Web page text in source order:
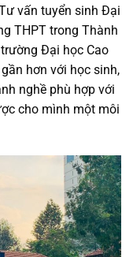
vấn tuyển sinh Đại
THPT trong Thành
Đại học Cao
hơn với học sinh,
nghề phù hợp với
cho mình một môi